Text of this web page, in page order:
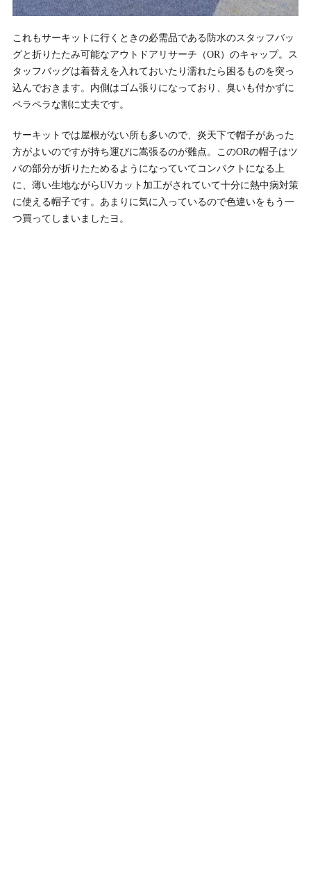
これもサーキットに行くときの必需品である防水のスタッフバッ
グと折りたたみ可能なアウトドアリサーチ（OR）のキャップ。ス
タッフバッグは着替えを入れておいたり濡れたら困るものを突っ
込んでおきます。内側はゴム張りになっており、臭いも付かずに
ペラペラな割に丈夫です。
サーキットでは屋根がない所も多いので、炎天下で帽子があった
方がよいのですが持ち運びに嵩張るのが難点。このORの帽子はツ
バの部分が折りたためるようになっていてコンパクトになる上
に、薄い生地ながらUVカット加工がされていて十分に熱中病対策
に使える帽子です。あまりに気に入っているので色違いをもう一
つ買ってしまいましたヨ。